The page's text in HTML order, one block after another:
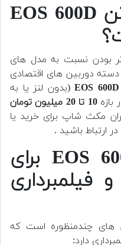
قیمت دوربین کانن EOS 600D
بودن نسبت به مدل های
دوربین های اقتصادی
(بدون لنز یا به
10 تا 20 میلیون تومان
مکث شاپ برای خرید یا
ارتباط باشید .
دوربین کانن EOS 600D برای
های چندمنظوره است که
دارد: